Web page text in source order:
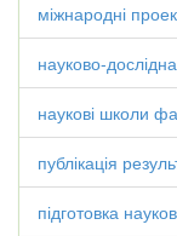
міжнародні
науково-
наукові школи
публікація
підготовка